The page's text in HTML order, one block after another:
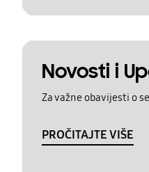
Novosti i
Za važne obavijesti o
PROČITAJTE VIŠE